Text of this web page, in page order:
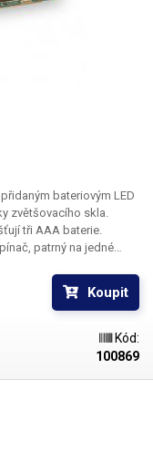
bateriovým LED
zvětšovacího skla.
tři AAA baterie.
patrný na jedné
vám při práci schází
Koupit
Kód:
100869